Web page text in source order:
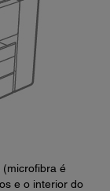
(microfibra é
e o interior do